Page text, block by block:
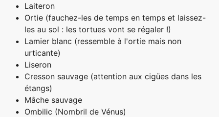
Laiteron
Ortie (fauchez-les de temps en temps et laissez-
les au sol : les tortues vont se régaler !)
Lamier blanc (ressemble à l'ortie mais non
urticante)
Liseron
Cresson sauvage (attention aux cigües dans les
étangs)
Mâche sauvage
Ombilic (Nombril de Vénus)